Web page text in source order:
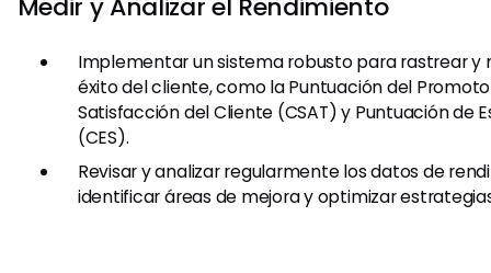
Medir y Analizar el Rendimiento
Implementar un sistema robusto para rastrear y
éxito del cliente, como la Puntuación del
Satisfacción del Cliente (CSAT) y Puntuación de
(CES).
Revisar y analizar regularmente los datos de
identificar áreas de mejora y optimizar